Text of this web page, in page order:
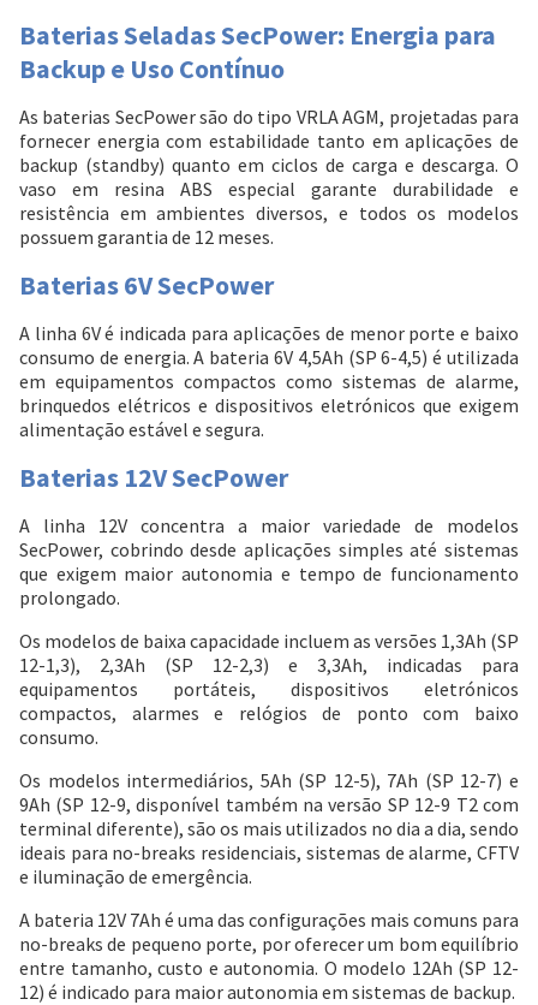
Baterias Seladas SecPower: Energia para
Backup e Uso Contínuo
As baterias SecPower são do tipo VRLA AGM, projetadas para
fornecer energia com estabilidade tanto em aplicações de
backup (standby) quanto em ciclos de carga e descarga. O
vaso em resina ABS especial garante durabilidade e
resistência em ambientes diversos, e todos os modelos
possuem garantia de 12 meses.
Baterias 6V SecPower
A linha 6V é indicada para aplicações de menor porte e baixo
consumo de energia. A bateria 6V 4,5Ah (SP 6-4,5) é utilizada
em equipamentos compactos como sistemas de alarme,
brinquedos elétricos e dispositivos eletrónicos que exigem
alimentação estável e segura.
Baterias 12V SecPower
A linha 12V concentra a maior variedade de modelos
SecPower, cobrindo desde aplicações simples até sistemas
que exigem maior autonomia e tempo de funcionamento
prolongado.
Os modelos de baixa capacidade incluem as versões 1,3Ah (SP
12-1,3), 2,3Ah (SP 12-2,3) e 3,3Ah, indicadas para
equipamentos portáteis, dispositivos eletrónicos
compactos, alarmes e relógios de ponto com baixo
consumo.
Os modelos intermediários, 5Ah (SP 12-5), 7Ah (SP 12-7) e
9Ah (SP 12-9, disponível também na versão SP 12-9 T2 com
terminal diferente), são os mais utilizados no dia a dia, sendo
ideais para no-breaks residenciais, sistemas de alarme, CFTV
e iluminação de emergência.
A bateria 12V 7Ah é uma das configurações mais comuns para
no-breaks de pequeno porte, por oferecer um bom equilíbrio
entre tamanho, custo e autonomia. O modelo 12Ah (SP 12-
12) é indicado para maior autonomia em sistemas de backup.